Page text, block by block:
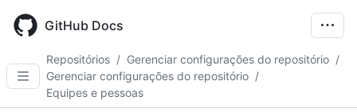
main
GitHub Docs
Repositórios / Gerenciar configurações do repositório /
Gerenciar configurações do repositório /
Equipes e pessoas